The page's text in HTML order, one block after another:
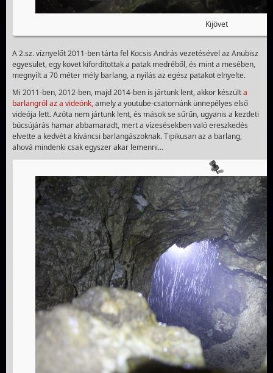
Kijövet
A 2.sz. víznyelőt 2011-ben tárta fel Kocsis András vezetésével az Anubisz
egyesület, egy követ kifordítottak a patak medréből, és mint a mesében,
megnyílt a 70 méter mély barlang, a nyílás az egész patakot elnyelte.
Mi 2011-ben, 2012-ben, majd 2014-ben is jártunk lent, akkor készülta
barlangról az a videónk,amely a youtube-csatornánk ünnepélyes első
videója lett. Azóta nem jártunk lent, és mások se sűrűn, ugyanis a kezdeti
búcsújárás hamar abbamaradt, mert a vízesésekben való ereszkedés
elvette a kedvét a kíváncsi barlangászoknak. Tipikusan az a barlang,
ahová mindenki csak egyszer akar lemenni…